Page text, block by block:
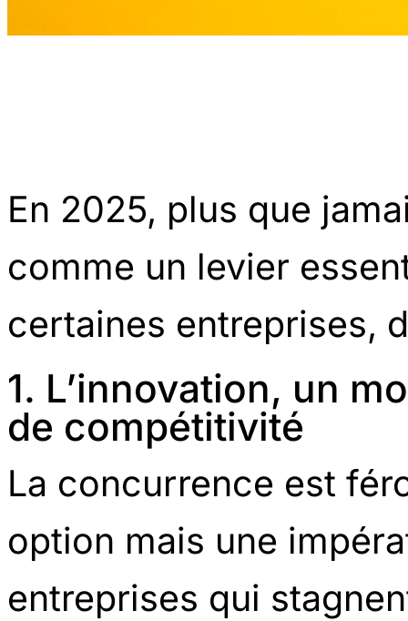
En 2025, plus que
comme un levier
certaines entreprises,
1. L’innovation, un
de compétitivité
La concurrence est
option mais une
entreprises qui